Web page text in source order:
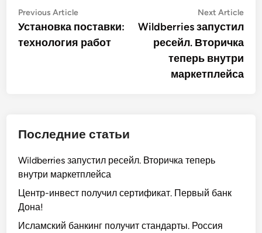
Post
navigation
Previous ArticlePrevious
article:
Установка поставки:
технология работ
Next Article
Wildberries запустил
ресейл. Вторичка
теперь внутри
маркетплейса
Последние статьи
Wildberries запустил ресейл. Вторичка теперь
внутри маркетплейса
Центр-инвест получил сертификат. Первый банк
Дона!
Исламский банкинг получит стандарты. Россия